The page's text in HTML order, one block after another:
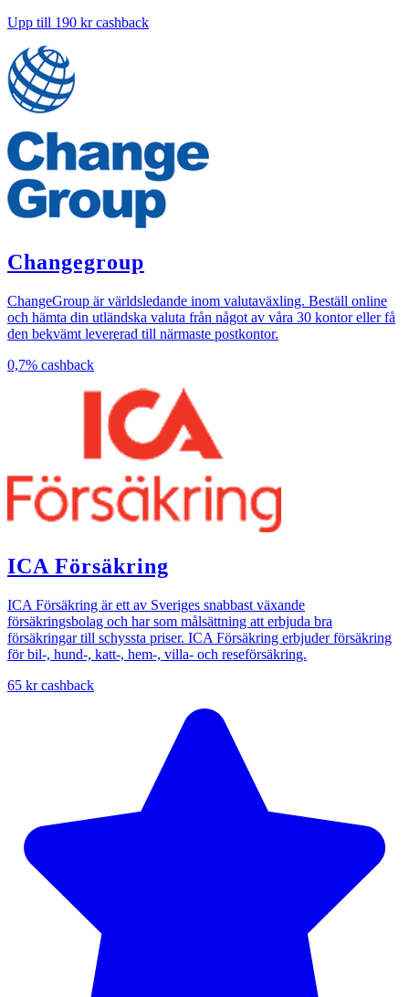
Upp till 190 krcashback
Changegroup
ChangeGroup är världsledande inom valutaväxling. Beställ online
och hämta din utländska valuta från något av våra 30 kontor eller få
den bekvämt levererad till närmaste postkontor.
0,7% cashback
ICA Försäkring
ICA Försäkring är ett av Sveriges snabbast växande
försäkringsbolag och har som målsättning att erbjuda bra
försäkringar till schyssta priser. ICA Försäkring erbjuder försäkring
för bil-, hund-, katt-, hem-, villa- och reseförsäkring.
65 krcashback